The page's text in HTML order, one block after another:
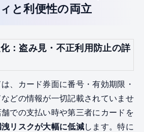
と利便性の両立
：盗み見・不正利用防止の詳
、カード券面に番号・有効期限・
どの情報が一切記載されていませ
での支払い時や第三者にカードを
リスクが大幅に低減します。特に